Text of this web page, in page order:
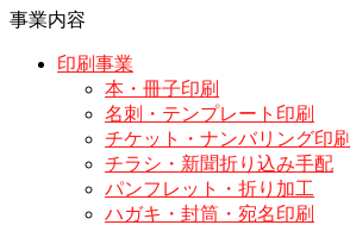
事業内容
印刷事業
本・冊子印刷
名刺・テンプレート印刷
チケット・ナンバリング印刷
チラシ・新聞折り込み手配
パンフレット・折り加工
ハガキ・封筒・宛名印刷